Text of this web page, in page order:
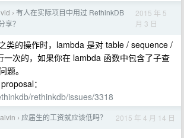
› 有人在实际项目中用过 RethinkDB
享？
2015 年 5
月 3 日
类的操作时，lambda 是对 table / sequence /
一次的，如果你在 lambda 函数中包含了子查
题。
：
rethinkdb/issues/3318
› 应届生的工资就应该低吗？ 2015 年 4 月 14 日